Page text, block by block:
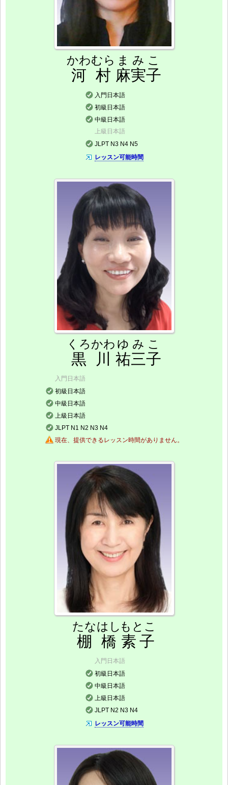
河村
かわむら
麻実子
まみこ
入門日本語
初級日本語
中級日本語
上級日本語
JLPT N3 N4 N5
レッスン可能時間
黒川
くろかわ
祐三子
ゆみこ
入門日本語
初級日本語
中級日本語
上級日本語
JLPT N1 N2 N3 N4
現在、提供できるレッスン時間がありません。
棚橋
たなはし
素子
もとこ
入門日本語
初級日本語
中級日本語
上級日本語
JLPT N2 N3 N4
レッスン可能時間